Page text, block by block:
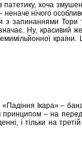
патетику, хоча
неначе нічого
запинаннями Тори
Ну, красивий
Ікара» –
– на
і тільки на